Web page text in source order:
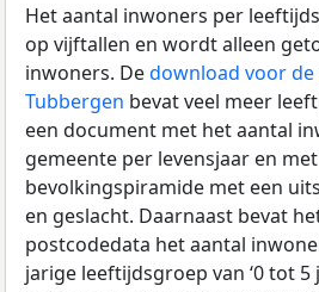
Het aantal inwoners per
op vijftallen en wordt alleen
inwoners. Dedownload voor
Tubbergen bevat veel meer
een document met het aantal
gemeente per levensjaar en
bevolkingspiramide met een
en geslacht. Daarnaast bevat
postcodedata het aantal
jarige leeftijdsgroep van ‘0 tot 5